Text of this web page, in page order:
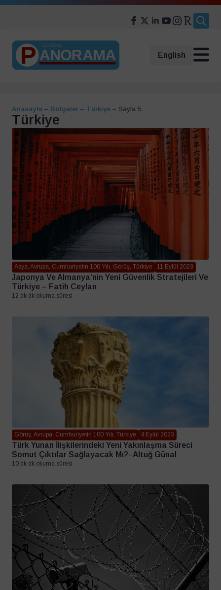
English
Anasayfa – Bölgeler – Türkiye – Sayfa 5
Türkiye
Asya, Avrupa, Cumhuriyetin 100 Yılı, Görüş, Türkiye 11 Eylül 2023
Japonya Ve Almanya’nin Yeni Güvenlik Stratejileri Ve
Türkiye – Fatih Ceylan
12 dk dk okuma süresi
Görüş, Avrupa, Cumhuriyetin 100 Yılı, Türkiye 4 Eylül 2023
Türk Yunan İlişkilerindeki Yeni Yakınlaşma Süreci
Somut Çıktılar Sağlayacak Mı?- Altuğ Günal
10 dk dk okuma süresi